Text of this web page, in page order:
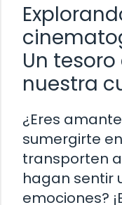
Un
nuestra
¿Eres
sumergirte
transporten
hagan sentir
emociones?